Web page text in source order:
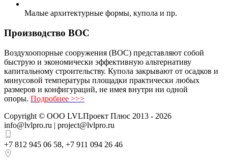
Малые архитектурные формы, купола и пр.
Производство ВОС
Воздухоопорные сооружения (ВОС) представляют собой
быструю и экономически эффективную альтернативу
капитальному строительству. Купола закрывают от осадков и
минусовой температуры площадки практически любых
размеров и конфигураций, не имея внутри ни одной
опоры. Подробнее >>>
Copyright © ООО LVLПроект Плюс 2013 - 2026
info@lvlpro.ru | project@lvlpro.ru
+7 812 945 06 58, +7 911 094 26 46